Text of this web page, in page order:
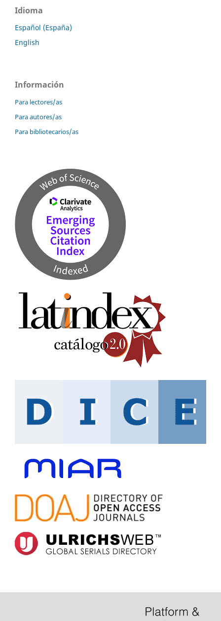
Idioma
Español (España)
English
Información
Para lectores/as
Para autores/as
Para bibliotecarios/as